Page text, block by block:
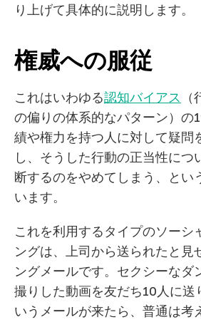
り上げて具体的に説明します。
権威への服従
これはいわゆる認知バイアス
の偏りの体系的なパターン）の
績や権力を持つ人に対して疑問
し、そうした行動の正当性につ
断するのをやめてしまう、とい
います。
これを利用するタイプのソーシ
ングは、上司から送られたと見
ングメールです。セクシーなダ
撮りした動画を友だち10人に送
いうメールが来たら、普通は考